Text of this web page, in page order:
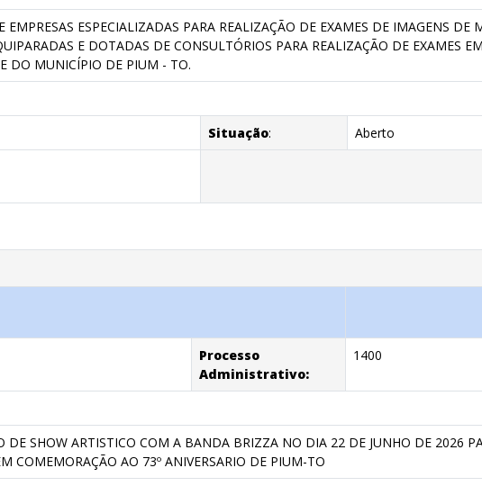
EMPRESAS ESPECIALIZADAS PARA REALIZAÇÃO DE EXAMES DE IMAGENS
E DOTADAS DE CONSULTÓRIOS PARA REALIZAÇÃO DE EXAMES
DO MUNICÍPIO DE PIUM - TO.
Situação:
Aberto
Processo
Administrativo:
1400
DE SHOW ARTISTICO COM A BANDA BRIZZA NO DIA 22 DE JUNHO DE 2026
COMEMORAÇÃO AO 73º ANIVERSARIO DE PIUM-TO